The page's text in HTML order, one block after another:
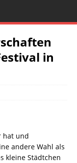
in
hat und
andere Wahl als
kleine Städtchen